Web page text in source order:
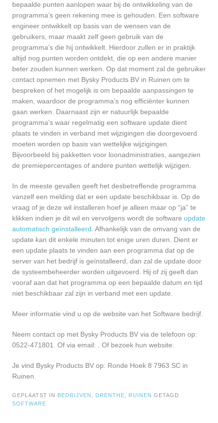
bepaalde punten aanlopen waar bij de ontwikkeling van de
programma’s geen rekening mee is gehouden. Een software
engineer ontwikkelt op basis van de wensen van de
gebruikers, maar maakt zelf geen gebruik van de
programma’s die hij ontwikkelt. Hierdoor zullen er in praktijk
altijd nog punten worden ontdekt, die op een andere manier
beter zouden kunnen werken. Op dat moment zal de gebruiker
contact opnemen met Bysky Products BV in Ruinen om te
bespreken of het mogelijk is om bepaalde aanpassingen te
maken, waardoor de programma’s nog efficiënter kunnen
gaan werken. Daarnaast zijn er natuurlijk bepaalde
programma’s waar regelmatig een software update dient
plaats te vinden in verband met wijzigingen die doorgevoerd
moeten worden op basis van wettelijke wijzigingen.
Bijvoorbeeld bij pakketten voor loonadministraties, aangezien
de premiepercentages of andere punten wettelijk wijzigen.
In de meeste gevallen geeft het desbetreffende programma
vanzelf een melding dat er een update beschikbaar is. Op de
vraag of je deze wil installeren hoef je alleen maar op “ja” te
klikken indien je dit wil en vervolgens wordt de software update
automatisch geïnstalleerd. Afhankelijk van de omvang van de
update kan dit enkele minuten tot enige uren duren. Dient er
een update plaats te vinden aan een programma dat op de
server van het bedrijf is geïnstalleerd, dan zal de update door
de systeembeheerder worden uitgevoerd. Hij of zij geeft dan
vooraf aan dat het programma op een bepaalde datum en tijd
niet beschikbaar zal zijn in verband met een update.
Meer informatie vind u op de website van het Software bedrijf.
Neem contact op met Bysky Products BV via de telefoon op:
0522-471801. Of via email: . Of bezoek hun website:
Je vind Bysky Products BV op: Ronde Hoek 8 7963 SC in
Ruinen.
GEPLAATST IN BEDRIJVEN , DRENTHE, RUINEN GETAGD
SOFTWARE